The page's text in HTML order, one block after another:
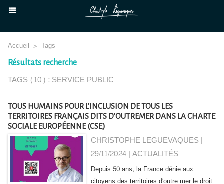
Accueil > Tags
Résultats recherche
TAGS (10) : SERVICE PUBLIC
TOUS HUMAINS POUR L’INCLUSION DE TOUS LES
TERRITOIRES FRANÇAIS DITS D’OUTREMER DANS LA CHARTE
SOCIALE EUROPÉENNE (CSE)
CHRISTOPHE LEGUEVAQUES |
29/11/2024|ACTUALITÉS
Depuis 50 ans, la France dénie aux
citoyens des territoires d'outre mer le droit